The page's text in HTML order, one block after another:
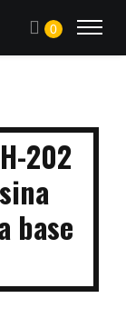
0
202
base